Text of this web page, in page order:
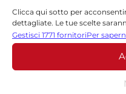
Clicca qui sotto per
dettagliate. Le tue scelte
sito. È possibile modificare le
compreso il ritiro del
Policy o cliccando sul
inferiore dello schermo.
Gestisci 1771 fornitoriPer
Lascia un